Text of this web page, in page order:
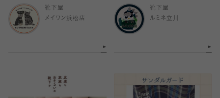
靴下屋
メイワン浜松店
靴下屋
ルミネ立川